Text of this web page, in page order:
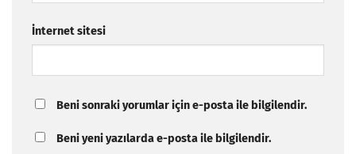
İnternet sitesi
Beni sonraki yorumlar için e-posta ile bilgilendir.
Beni yeni yazılarda e-posta ile bilgilendir.